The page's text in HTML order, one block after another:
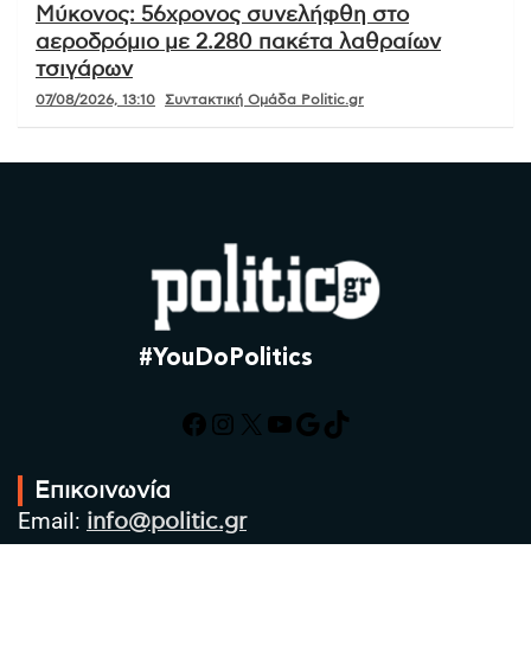
Μύκονος: 56χρονος συνελήφθη στο
αεροδρόμιο με 2.280 πακέτα λαθραίων
τσιγάρων
07/08/2026, 13:10 Συντακτική Ομάδα Politic.gr
#YouDoPolitics
Facebook
Instagram
X YouTube
Google
TikTok
Επικοινωνία
Email: info@politic.gr
Τηλ: